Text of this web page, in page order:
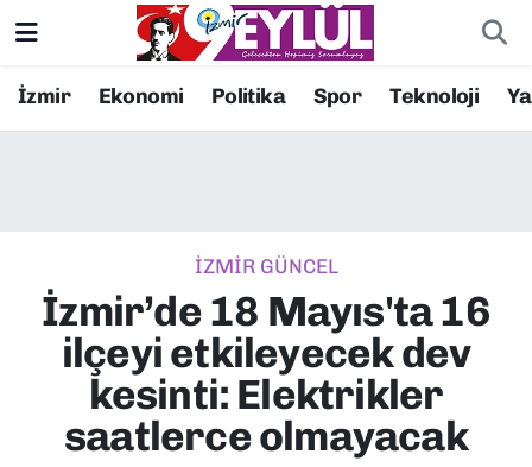
İzmir Ekonomi Politika Spor Teknoloji
İZMİR GÜNCEL
İzmir’de 18 Mayıs'ta 16
ilçeyi etkileyecek dev
kesinti: Elektrikler
saatlerce olmayacak
Resmi İlanlar
EKONOMİ
KÜLTÜR SANAT
MAGAZİN
Konak Nöbetçi Eczaneler
Süper Lig Puan Durumu ve Fikstür
Tüm Manşetler
Son Dakika Haberleri
Haber Arşivi